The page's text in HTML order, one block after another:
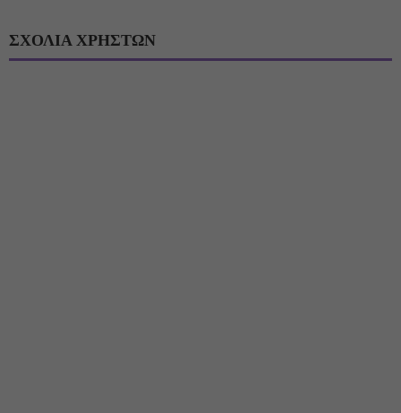
ΣΧΟΛΙΑ ΧΡΗΣΤΩΝ